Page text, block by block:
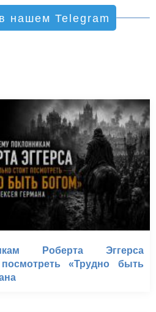
нашем Telegram
Роберта Эггерса
«Трудно быть